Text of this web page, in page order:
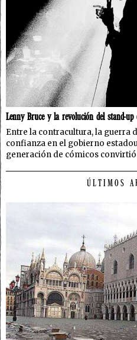
Lenny Bruce y la revolución del stand-up
Entre la contracultura, la guerra
confianza en el gobierno
generación de cómicos convirtió
ÚLTIMOS